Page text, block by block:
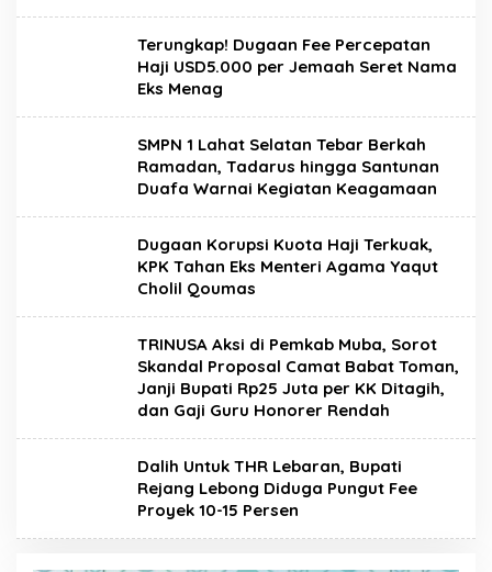
Terungkap! Dugaan Fee Percepatan
Haji USD5.000 per Jemaah Seret Nama
Eks Menag
SMPN 1 Lahat Selatan Tebar Berkah
Ramadan, Tadarus hingga Santunan
Duafa Warnai Kegiatan Keagamaan
Dugaan Korupsi Kuota Haji Terkuak,
KPK Tahan Eks Menteri Agama Yaqut
Cholil Qoumas
TRINUSA Aksi di Pemkab Muba, Sorot
Skandal Proposal Camat Babat Toman,
Janji Bupati Rp25 Juta per KK Ditagih,
dan Gaji Guru Honorer Rendah
Dalih Untuk THR Lebaran, Bupati
Rejang Lebong Diduga Pungut Fee
Proyek 10-15 Persen